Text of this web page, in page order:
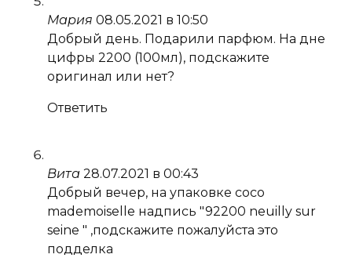
Мария 08.05.2021 в 10:50
Добрый день. Подарили парфюм. На дне
цифры 2200 (100мл), подскажите
оригинал или нет?
Ответить
Вита 28.07.2021 в 00:43
Добрый вечер, на упаковке coco
mademoiselle надпись "92200 neuilly sur
seine " ,подскажите пожалуйста это
подделка